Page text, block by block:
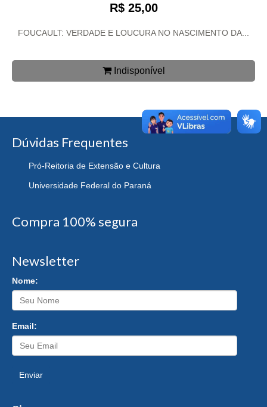
R$ 25,00
FOUCAULT: VERDADE E LOUCURA NO NASCIMENTO DA...
Indisponível
Dúvidas Frequentes
Pró-Reitoria de Extensão e Cultura
Universidade Federal do Paraná
Compra 100% segura
Newsletter
Nome:
Email:
Enviar